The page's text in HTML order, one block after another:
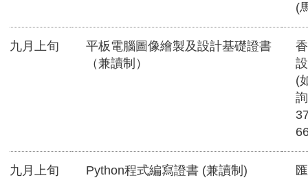
(
九月上旬
平板電腦圖像繪製及設計基礎證書
（兼讀制）
(
九月上旬 Python程式編寫證書 (兼讀制)